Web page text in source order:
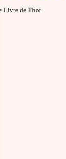
Livre de Thot